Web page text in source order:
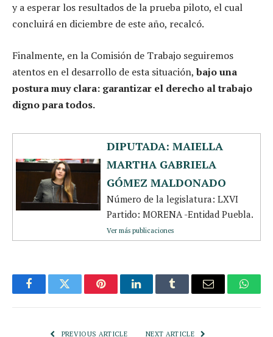
y a esperar los resultados de la prueba piloto, el cual
concluirá en diciembre de este año, recalcó.
Finalmente, en la Comisión de Trabajo seguiremos
atentos en el desarrollo de esta situación, bajo una
postura muy clara: garantizar el derecho al trabajo
digno para todos.
DIPUTADA: MAIELLA
MARTHA GABRIELA
GÓMEZ MALDONADO
Número de la legislatura: LXVI
Partido: MORENA -Entidad Puebla.
Ver más publicaciones
FacebookTwitter PinterestLinkedInTumblr Email
PREVIOUS ARTICLE NEXT ARTICLE